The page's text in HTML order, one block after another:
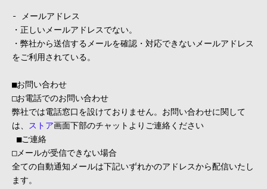
- メールアドレス
・正しいメールアドレスでない。
・弊社から送信するメールを確認・対応できないメールアドレス
をご利用されている。
■お問い合わせ
□お電話でのお問い合わせ
弊社では電話窓口を設けておりません。お問い合わせに関して
は、 ストア画面下部のチャットよりご連絡ください
■ご連絡
□メールが受信できない場合
全ての自動通知メールは下記いずれかのアドレスから配信いたし
ます。